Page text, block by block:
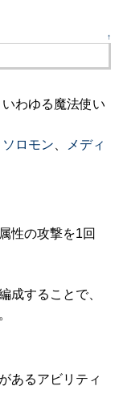
↑
わゆる魔法使い
ソロモン
メディ
性の攻撃を1回
成することで、
あるアビリティ